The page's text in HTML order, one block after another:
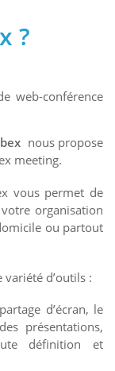
?
web-conférence
nous propose
meeting.
vous permet de
organisation
ou partout
d’outils :
d’écran, le
présentations,
définition et